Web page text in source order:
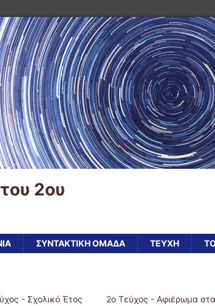
2ου
ΣΥΝΤΑΚΤΙΚΗ ΟΜΑΔΑ ΤΕΥΧΗ
- Σχολικό Έτος
2ο Τεύχος - Αφιέρωμα στα